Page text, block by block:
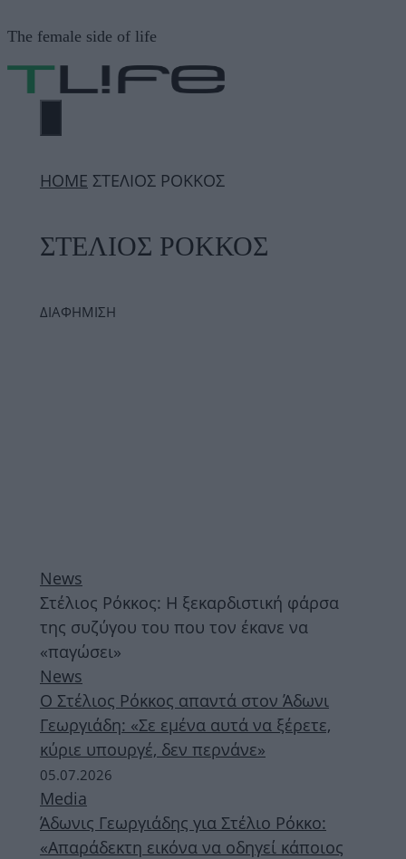
σε
περιεχόμενο
The female side of life
ΜΕΝΟΎ
ΗΟΜΕ ΣΤΕΛΙΟΣ ΡΟΚΚΟΣ
ΣΤΕΛΙΟΣ ΡΟΚΚΟΣ
ΔΙΑΦΗΜΙΣΗ
News
Στέλιος Ρόκκος: Η ξεκαρδιστική φάρσα
της συζύγου του που τον έκανε να
«παγώσει»
News
Ο Στέλιος Ρόκκος απαντά στον Άδωνι
Γεωργιάδη: «Σε εμένα αυτά να ξέρετε,
κύριε υπουργέ, δεν περνάνε»
05.07.2026
Media
Άδωνις Γεωργιάδης για Στέλιο Ρόκκο:
«Απαράδεκτη εικόνα να οδηγεί κάποιος